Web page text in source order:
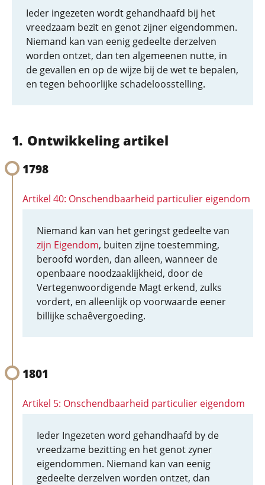
Ieder ingezeten wordt gehandhaafd bij het
vreedzaam bezit en genot zijner eigendommen.
Niemand kan van eenig gedeelte derzelven
worden ontzet, dan ten algemeenen nutte, in
de gevallen en op de wijze bij de wet te bepalen,
en tegen behoorlijke schadeloosstelling.
Ontwikkeling artikel
1798
Artikel 40: Onschendbaarheid particulier eigendom
Niemand kan van het geringst gedeelte van
zijn Eigendom, buiten zijne toestemming,
beroofd worden, dan alleen, wanneer de
openbaare noodzaaklijkheid, door de
Vertegenwoordigende Magt erkend, zulks
vordert, en alleenlijk op voorwaarde eener
billijke schaêvergoeding.
1801
Artikel 5: Onschendbaarheid particulier eigendom
Ieder Ingezeten word gehandhaafd by de
vreedzame bezitting en het genot zyner
eigendommen. Niemand kan van eenig
gedeelte derzelven worden ontzet, dan